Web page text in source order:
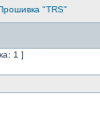
"TRS"
1 ]